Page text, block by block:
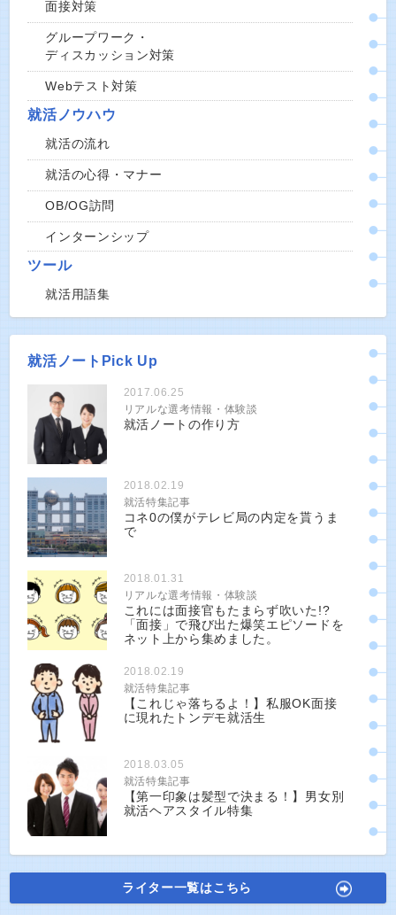
面接対策
グループワーク・
ディスカッション対策
Webテスト対策
就活ノウハウ
就活の流れ
就活の心得・マナー
OB/OG訪問
インターンシップ
ツール
就活用語集
就活ノートPick Up
2017.06.25
リアルな選考情報・体験談
就活ノートの作り方
2018.02.19
就活特集記事
コネ0の僕がテレビ局の内定を貰うま
で
2018.01.31
リアルな選考情報・体験談
これには面接官もたまらず吹いた!?
「面接」で飛び出た爆笑エピソードを
ネット上から集めました。
2018.02.19
就活特集記事
【これじゃ落ちるよ！】私服OK面接
に現れたトンデモ就活生
2018.03.05
就活特集記事
【第一印象は髪型で決まる！】男女別
就活ヘアスタイル特集
ライター一覧はこちら